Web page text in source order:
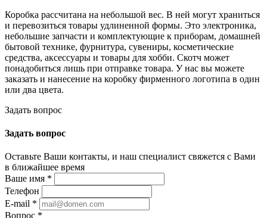
Коробка рассчитана на небольшой вес. В ней могут храниться
и перевозиться товары удлиненной формы. Это электроника,
небольшие запчасти и комплектующие к приборам, домашней
бытовой технике, фурнитура, сувениры, косметические
средства, аксессуары и товары для хобби. Скотч может
понадобиться лишь при отправке товара. У нас вы можете
заказать и нанесение на коробку фирменного логотипа в один
или два цвета.
Задать вопрос
Задать вопрос
Оставьте Ваши контакты, и наш специалист свяжется с Вами
в ближайшее время
Ваше имя *
Телефон
E-mail *
Вопрос *